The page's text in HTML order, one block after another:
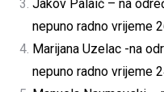
Jakov Palaić – na
nepuno radno vrijeme
Marijana Uzelac -na
nepuno radno vrijeme